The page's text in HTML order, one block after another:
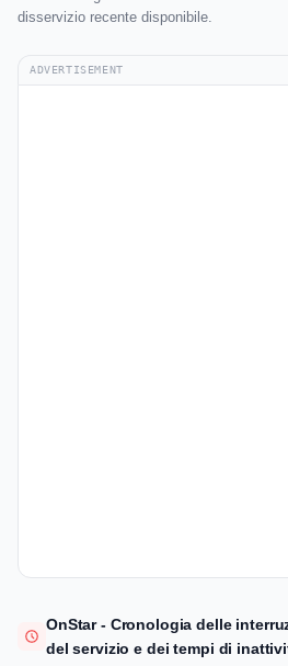
disservizio recente disponibile.
ADVERTISEMENT
OnStar - Cronologia delle
del servizio e dei tempi di